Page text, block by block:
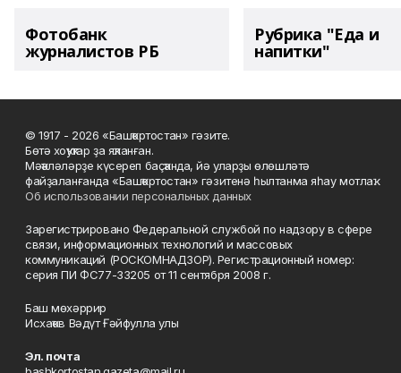
Фотобанк
журналистов РБ
Рубрика "Еда и
напитки"
© 1917 - 2026 «Башҡортостан» гәзите.
Бөтә хоҡуҡтар ҙа яҡланған.
Мәҡәләләрҙе күсереп баҫҡанда, йә уларҙы өлөшләтә
файҙаланғанда «Башҡортостан» гәзитенә һылтанма яһау мотлаҡ.
Об использовании персональных данных
Зарегистрировано Федеральной службой по надзору в сфере
связи, информационных технологий и массовых
коммуникаций (РОСКОМНАДЗОР). Регистрационный номер:
серия ПИ ФС77-33205 от 11 сентября 2008 г.
Баш мөхәррир
Исхаҡов Вәдүт Ғәйфулла улы
Эл. почта